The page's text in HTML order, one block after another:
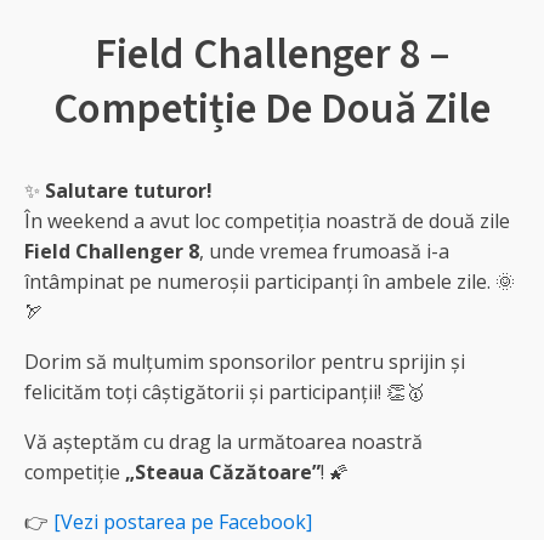
Field Challenger 8 –
Competiție De Două Zile
✨ Salutare tuturor!
În weekend a avut loc competiția noastră de două zile
Field Challenger 8, unde vremea frumoasă i-a
întâmpinat pe numeroșii participanți în ambele zile. 🌞
🏹
Dorim să mulțumim sponsorilor pentru sprijin și
felicităm toți câștigătorii și participanții! 👏🥇
Vă așteptăm cu drag la următoarea noastră
competiție „Steaua Căzătoare”! 🌠
👉 [Vezi postarea pe Facebook]